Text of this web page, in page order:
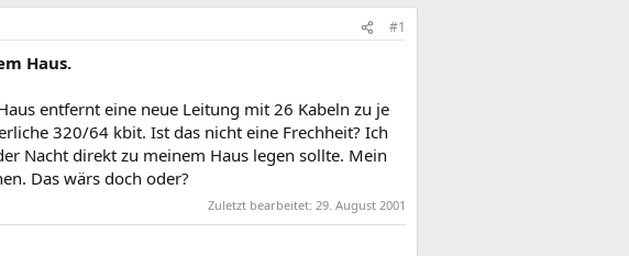
#1
Haus.
entfernt eine neue Leitung mit 26 Kabeln zu je
320/64 kbit. Ist das nicht eine Frechheit? Ich
Nacht direkt zu meinem Haus legen sollte. Mein
Das wärs doch oder?
Zuletzt bearbeitet: 29. August 2001